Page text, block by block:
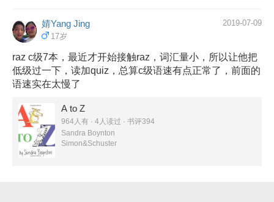
婧Yang Jing
17岁
2019-07-09
raz c级7本，最近才开始接触raz，词汇量小，所以让他把
低级过一下，读加quiz，总算c级语速有点正常了，前面的
语速实在太慢了
A to Z
964人有 · 4人读过 · 书评394
Sandra Boynton
Simon&Schuster